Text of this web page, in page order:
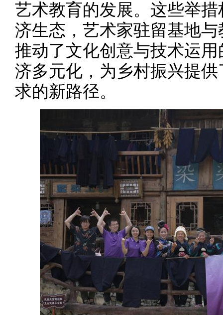
艺术教育的发展。这些举
济生态，艺术家驻留基地
推动了文化创意与技术运
济多元化，为乡村振兴提
求的新路径。